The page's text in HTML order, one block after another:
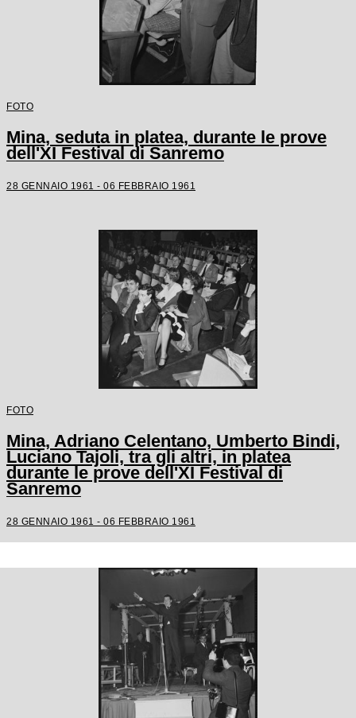
FOTO
Mina, seduta in platea, durante le prove
dell'XI Festival di Sanremo
28 GENNAIO 1961 - 06 FEBBRAIO 1961
FOTO
Mina, Adriano Celentano, Umberto Bindi,
Luciano Tajoli, tra gli altri, in platea
durante le prove dell'XI Festival di
Sanremo
28 GENNAIO 1961 - 06 FEBBRAIO 1961